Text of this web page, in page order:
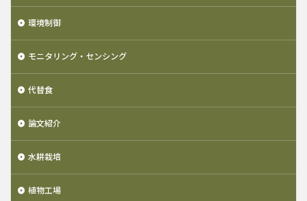
環境制御
モニタリング・センシング
代替食
論文紹介
水耕栽培
植物工場